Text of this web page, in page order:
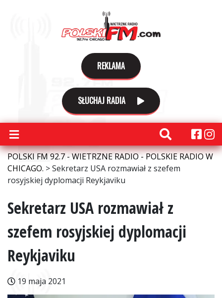
REKLAMA
SŁUCHAJ RADIA
POLSKI FM 92.7 - WIETRZNE RADIO - POLSKIE RADIO W
CHICAGO. >Sekretarz USA rozmawiał z szefem
rosyjskiej dyplomacji Reykjaviku
Sekretarz USA rozmawiał z
szefem rosyjskiej dyplomacji
Reykjaviku
19 maja 2021